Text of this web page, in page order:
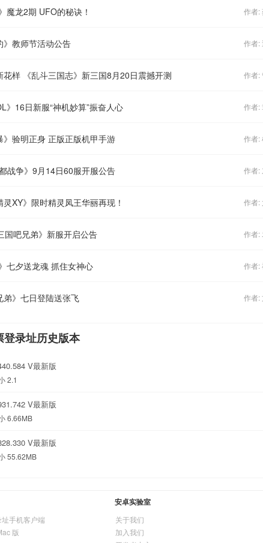
魔龙2期 UFO的秘诀！ 作者:
》教师节活动公告 作者:
花样 《乱斗三国志》新三国8月20日震撼开测 作者:
》16日新服“神机妙算”振奋人心 作者:
》验明正身 正版正版机甲手游 作者:
都战争》9月14日60服开服公告 作者:
灵XY》限时精灵凤王华丽再现！ 作者:
国吧兄弟》新服开启公告 作者:
七夕送龙魂 抓住女神心 作者:
弟》七日登陆送张飞 作者:
登录址历史版本
V最新版
2.1
V最新版
6.66MB
V最新版
55.62MB
手机客户端
版
安卓实验室
关于我们
加入我们